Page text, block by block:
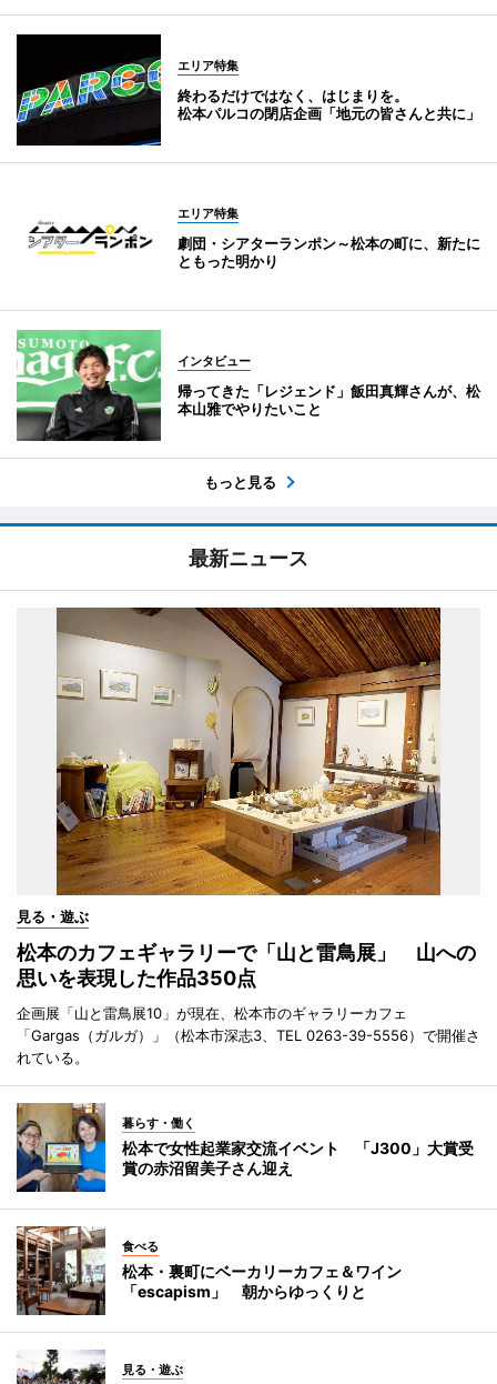
エリア特集
終わるだけではなく、はじまりを。
松本パルコの閉店企画「地元の皆さんと共に」
エリア特集
劇団・シアターランポン～松本の町に、新たに
ともった明かり
インタビュー
帰ってきた「レジェンド」飯田真輝さんが、松
本山雅でやりたいこと
もっと見る
最新ニュース
見る・遊ぶ
松本のカフェギャラリーで「山と雷鳥展」 山への
思いを表現した作品350点
企画展「山と雷鳥展10」が現在、松本市のギャラリーカフェ
「Gargas（ガルガ）」（松本市深志3、TEL 0263-39-5556）で開催さ
れている。
暮らす・働く
松本で女性起業家交流イベント 「J300」大賞受
賞の赤沼留美子さん迎え
食べる
松本・裏町にベーカリーカフェ＆ワイン
「escapism」 朝からゆっくりと
見る・遊ぶ